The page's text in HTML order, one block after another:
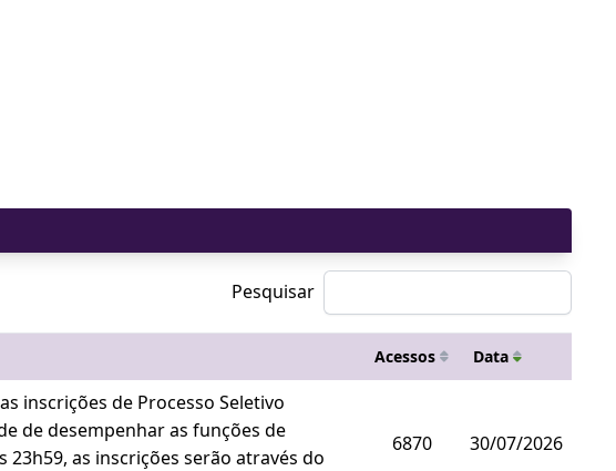
Pesquisar
Acessos Data
inscrições de Processo Seletivo
de desempenhar as funções de
23h59, as inscrições serão através do
6870 30/07/2026